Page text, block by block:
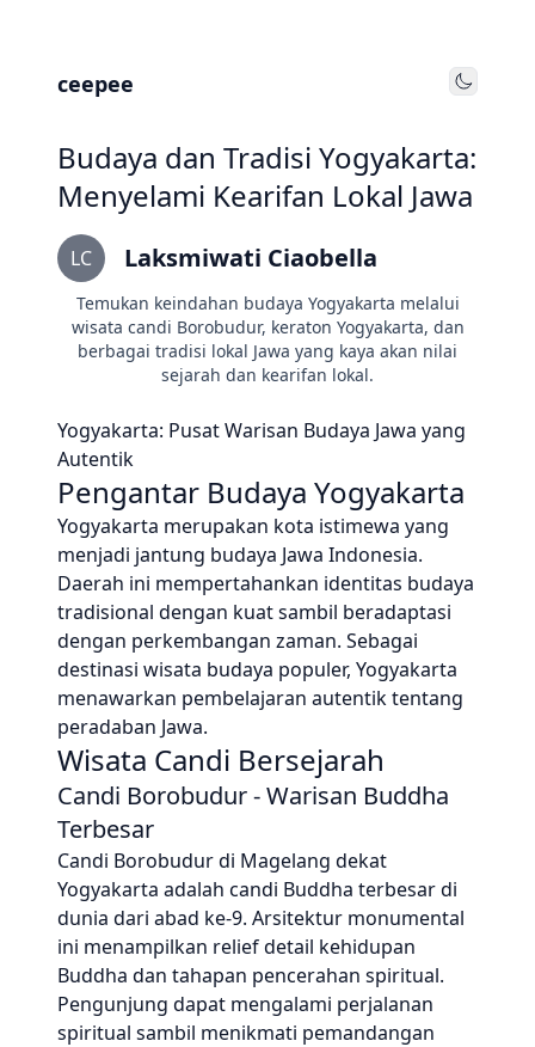
ceepee Toggle
Budaya dan Tradisi Yogyakarta:
Menyelami Kearifan Lokal Jawa
LC Laksmiwati Ciaobella
Temukan keindahan budaya Yogyakarta melalui
wisata candi Borobudur, keraton Yogyakarta, dan
berbagai tradisi lokal Jawa yang kaya akan nilai
sejarah dan kearifan lokal.
Yogyakarta: Pusat Warisan Budaya Jawa yang
Autentik
Pengantar Budaya Yogyakarta
Yogyakarta merupakan kota istimewa yang
menjadi jantung budaya Jawa Indonesia.
Daerah ini mempertahankan identitas budaya
tradisional dengan kuat sambil beradaptasi
dengan perkembangan zaman. Sebagai
destinasi wisata budaya populer, Yogyakarta
menawarkan pembelajaran autentik tentang
peradaban Jawa.
Wisata Candi Bersejarah
Candi Borobudur - Warisan Buddha
Terbesar
Candi Borobudur di Magelang dekat
Yogyakarta adalah candi Buddha terbesar di
dunia dari abad ke-9. Arsitektur monumental
ini menampilkan relief detail kehidupan
Buddha dan tahapan pencerahan spiritual.
Pengunjung dapat mengalami perjalanan
spiritual sambil menikmati pemandangan